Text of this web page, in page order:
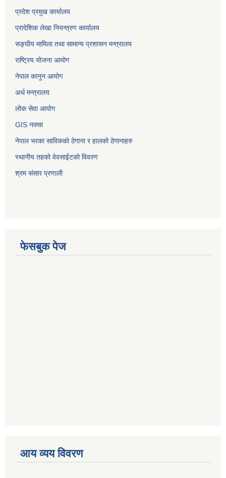
प्रदेश प्रमुख कार्यालय
प्रादेशिक लेखा नियन्त्रण कार्यालय
सङ्‍घीय मामिला तथा सामान्य प्रशासन मन्त्रालय
राष्ट्रिय योजना आयोग
नेपाल कानुन आयोग
अर्थ मन्त्रालय
लोक सेवा आयोग
GIS नक्सा
नेपाल भरका साविककाे ठेगाना र हालकाे ठेगानाहरु
स्थानीय तहको वेवसाईटको विवरण
श्रम संसार प्रणाली
फेसबुक पेज
आय व्यय विवरण